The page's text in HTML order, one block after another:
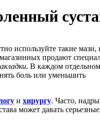
используйте такие мази,
продают
. В каждом отдельном
боль или уменьшить
и хирургу. Часто,
может давать серьезные